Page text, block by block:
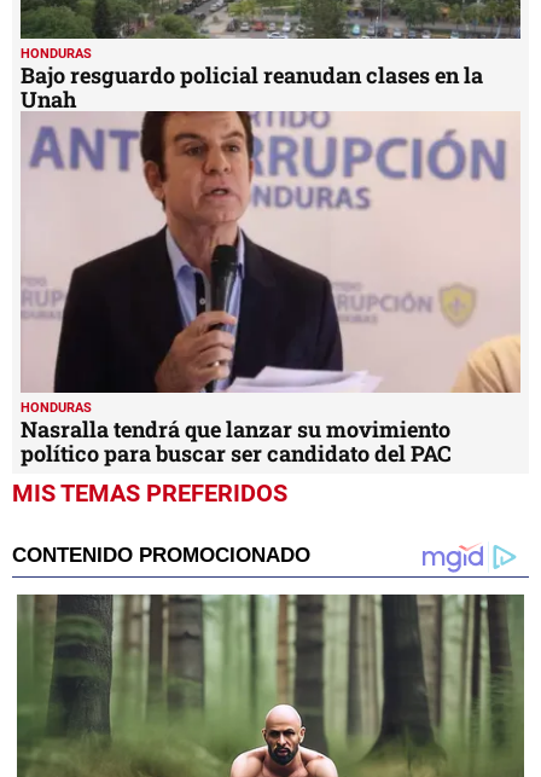
HONDURAS
Bajo resguardo policial reanudan clases en la
Unah
HONDURAS
Nasralla tendrá que lanzar su movimiento
político para buscar ser candidato del PAC
MIS TEMAS PREFERIDOS